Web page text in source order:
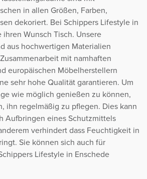
in allen Größen, Farben,
dekoriert. Bei Schippers Lifestyle in
ihren Wunsch Tisch. Unsere
aus hochwertigen Materialien
mit namhaften
europäischen Möbelherstellern
sehr hohe Qualität garantieren. Um
wie möglich genießen zu können,
ihn regelmäßig zu pflegen. Dies kann
Aufbringen eines Schutzmittels
verhindert dass Feuchtigkeit in
Sie können sich auch für
Lifestyle in Enschede